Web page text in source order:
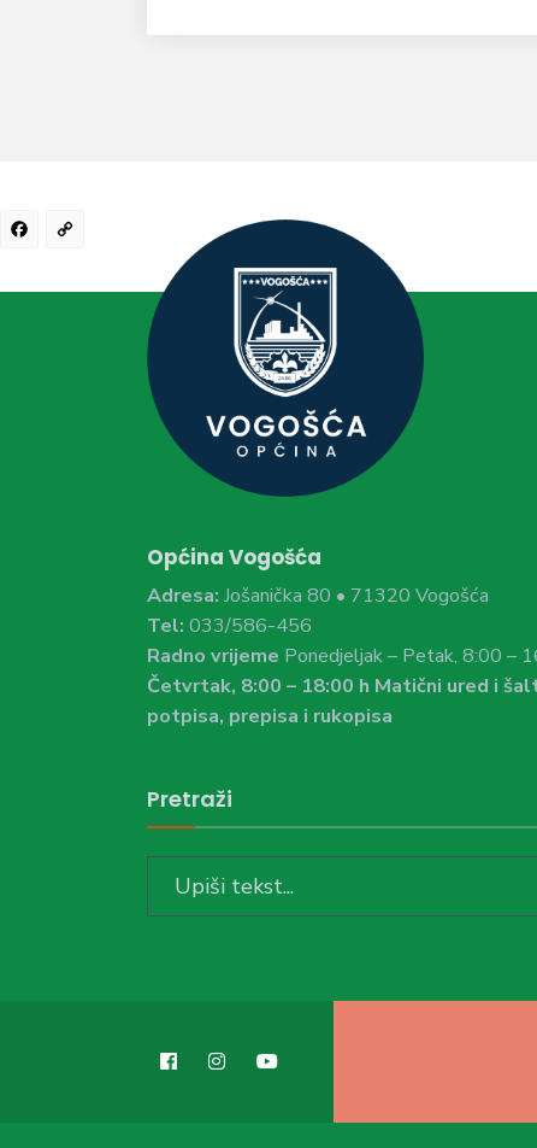
Facebook
Općina Vogošća
Adresa: Jošanička 80 • 71320 Vogošća
Tel: 033/586-456
Radno vrijeme Ponedjeljak – Petak, 8:00 –
Četvrtak, 8:00 – 18:00 h Matični ured i
potpisa, prepisa i rukopisa
Pretraži